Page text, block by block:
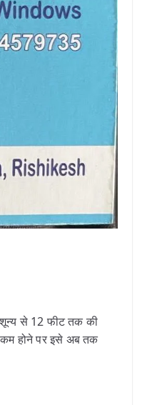
से 12 फीट तक की
कम होने पर इसे अब तक